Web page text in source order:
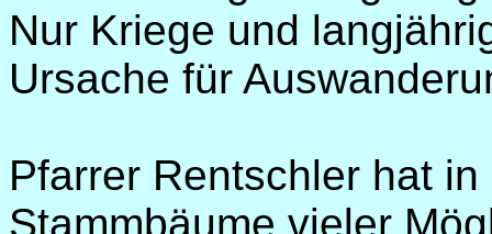
Nur Kriege und
Ursache für
Pfarrer Rentschler hat
Stammbäume vieler